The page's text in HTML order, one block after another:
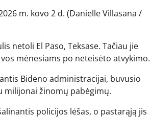
m. kovo 2 d. (Danielle Villasana /
netoli El Paso, Teksase. Tačiau jie
mėnesiams po neteisėto atvykimo.
Bideno administracijai, buvusio
milijonai žinomų pabėgimų.
policijos lėšas, o pastarąją jis